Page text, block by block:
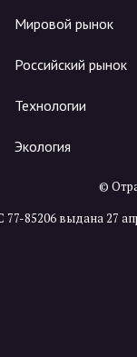
Мировой рынок
Российский рынок
Технологии
Экология
©
85206 выдана 27